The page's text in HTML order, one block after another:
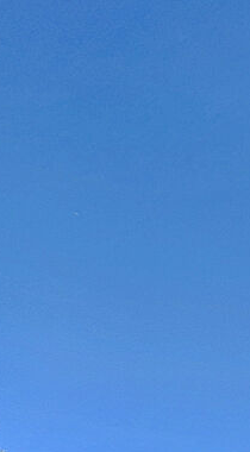
Le Barroux,
contacter